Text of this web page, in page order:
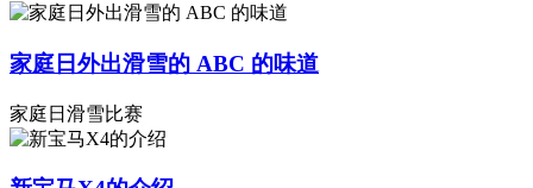
家庭日外出滑雪的 ABC 的味道
家庭日滑雪比赛